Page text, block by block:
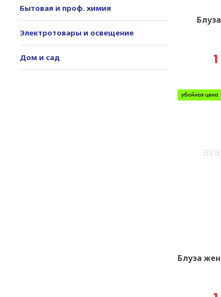
Бытовая и проф. химия
Электротовары и освещение
Дом и сад
Блуза